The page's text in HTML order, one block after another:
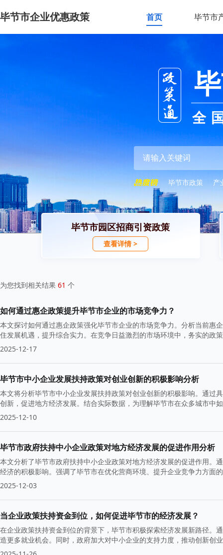
毕节市企业优惠政策 首页 毕节市
全
毕节市政策 产
毕节市园区招商引资政策
查看详情 >
为您找到相关结果 61 个
如何通过惠企政策提升毕节市企业的市场竞争力？
本文探讨如何通过惠企政策强化毕节市企业的市场竞争力。分析当前惠
住发展机遇，提升综合实力。在竞争日益激烈的市场环境中，务实的政
2025-12-17
毕节市中小企业发展扶持政策对创业创新的积极影响分析
本文将分析毕节市中小企业发展扶持政策对创业创新的积极影响。通过
创新，促进地方经济发展。结合实际数据，为理解毕节市在众多城市中
2025-12-10
毕节市政府扶持中小企业政策对地方经济发展的促进作用分析
本文分析了毕节市政府扶持中小企业政策对地方经济发展的促进作用。
经济的积极影响。强调了毕节市在优化营商环境、提升企业竞争力方面
2025-12-03
当企业政策扶持资金到位，如何促进毕节市的经济发展？
在企业政策扶持资金到位的背景下，毕节市积极探索经济发展新路径。
造更多就业机会。同时，政府加大对中小企业的支持力度，推动创新创